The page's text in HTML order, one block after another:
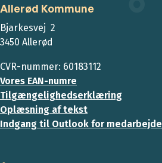
Allerød Kommune
Bjarkesvej 2
3450 Allerød
CVR-nummer: 60183112
Vores EAN-numre
Tilgængelighedserklæring
Oplæsning af tekst
Indgang til Outlook for